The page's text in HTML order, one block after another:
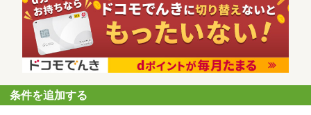
条件を追加する